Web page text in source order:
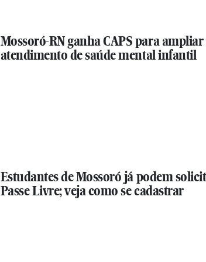
Mossoró-RN ganha CAPS para ampliar
atendimento de saúde mental infantil
Estudantes de Mossoró já podem
Passe Livre; veja como se cadastrar